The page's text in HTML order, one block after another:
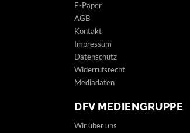
E-Paper
AGB
Kontakt
Impressum
Datenschutz
Widerrufsrecht
Mediadaten
DFV MEDIENGRUPPE
Wir über uns